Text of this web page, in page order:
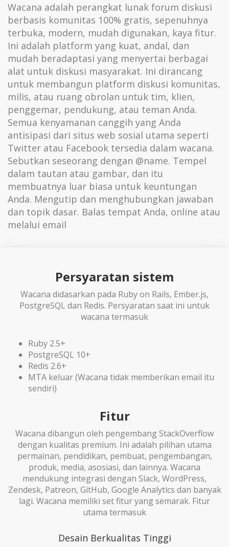
Wacana adalah perangkat lunak forum diskusi
berbasis komunitas 100% gratis, sepenuhnya
terbuka, modern, mudah digunakan, kaya fitur.
Ini adalah platform yang kuat, andal, dan
mudah beradaptasi yang menyertai berbagai
alat untuk diskusi masyarakat. Ini dirancang
untuk membangun platform diskusi komunitas,
milis, atau ruang obrolan untuk tim, klien,
penggemar, pendukung, atau teman Anda.
Semua kenyamanan canggih yang Anda
antisipasi dari situs web sosial utama seperti
Twitter atau Facebook tersedia dalam wacana.
Sebutkan seseorang dengan @name. Tempel
dalam tautan atau gambar, dan itu
membuatnya luar biasa untuk keuntungan
Anda. Mengutip dan menghubungkan jawaban
dan topik dasar. Balas tempat Anda, online atau
melalui email
Persyaratan sistem
Wacana didasarkan pada Ruby on Rails, Ember.js,
PostgreSQL dan Redis. Persyaratan saat ini untuk
wacana termasuk
Ruby 2.5+
PostgreSQL 10+
Redis 2.6+
MTA keluar (Wacana tidak memberikan email itu
sendiri)
Fitur
Wacana dibangun oleh pengembang StackOverflow
dengan kualitas premium. Ini adalah pilihan utama
permainan, pendidikan, pembuat, pengembangan,
produk, media, asosiasi, dan lainnya. Wacana
mendukung integrasi dengan Slack, WordPress,
Zendesk, Patreon, GitHub, Google Analytics dan banyak
lagi. Wacana memiliki set fitur yang semarak. Fitur
utama termasuk
Desain Berkualitas Tinggi